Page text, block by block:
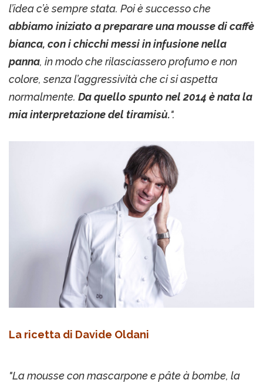
l’idea c’è sempre stata. Poi è successo che
abbiamo iniziato a preparare una mousse di caffè
bianca, con i chicchi messi in infusione nella
panna, in modo che rilasciassero profumo e non
colore, senza l’aggressività che ci si aspetta
normalmente. Da quello spunto nel 2014 è nata la
mia interpretazione del tiramisù.".
La ricetta di Davide Oldani
"La mousse con mascarpone e pâte à bombe, la